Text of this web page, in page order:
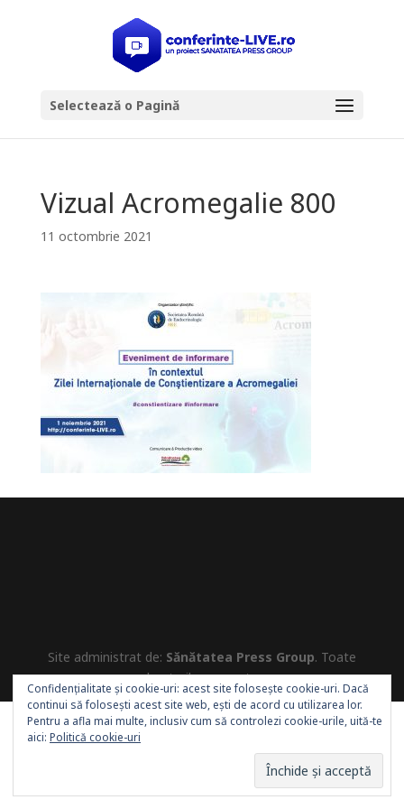
Selectează o Pagină
Vizual Acromegalie 800
11 octombrie 2021
Site administrat de: Sănătatea Press Group. Toate
drepturile rezervate.
Confidențialitate și cookie-uri: acest site folosește cookie-uri. Dacă
continui să folosești acest site web, ești de acord cu utilizarea lor.
Pentru a afla mai multe, inclusiv cum să controlezi cookie-urile, uită-te
aici: Politică cookie-uri